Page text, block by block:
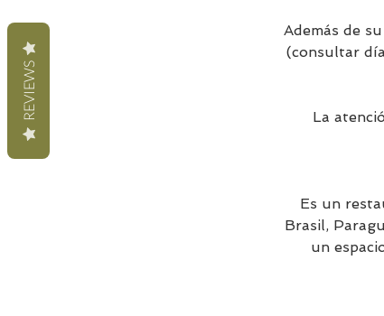
Además de
(consultar
La
Es un
Brasil,
un
REVIEWS